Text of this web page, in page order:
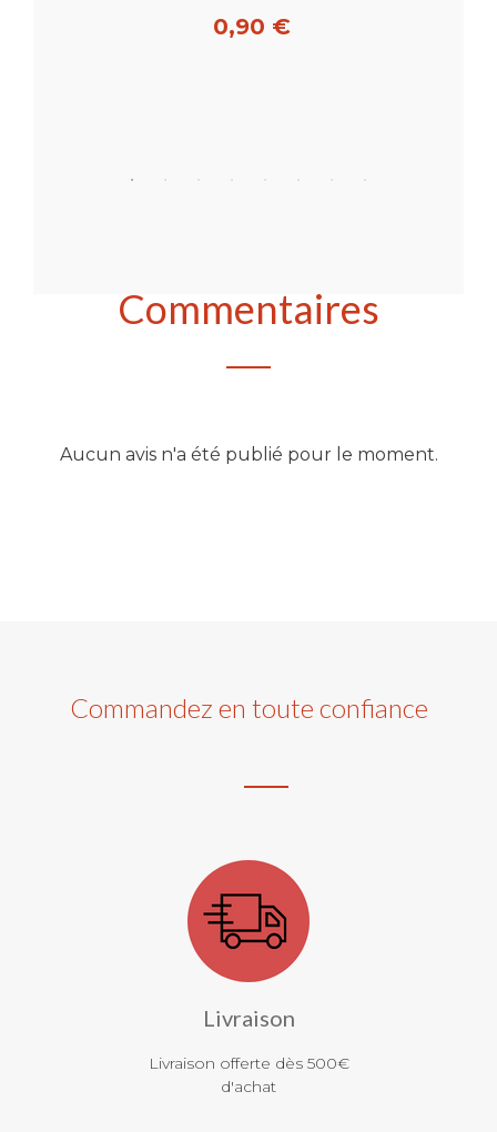
0,90 €
Commentaires
Aucun avis n'a été publié pour le moment.
Commandez en toute confiance
Livraison
Livraison offerte dès 500€
d'achat